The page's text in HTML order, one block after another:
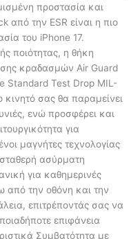
προστασία και
από την ESR είναι η πιο
του iPhone 17.
ποιότητας, η θήκη
κραδασμών Air Guard
Standard Test Drop MIL-
κινητό σας θα παραμείνει
ενώ προσφέρει και
για
μαγνήτες τεχνολογίας
ασύρματη
για καθημερινές
από την οθόνη και την
επιτρέποντάς σας να
επιφάνεια
Συμβατότητα με